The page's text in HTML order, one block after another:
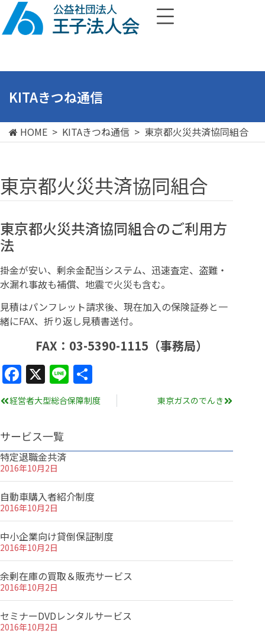
KITAきつね通信
HOME > KITAきつね通信 > 東京都火災共済協同組合
東京都火災共済協同組合
東京都火災共済協同組合のご利用方
法
掛金が安い、剰余金配当システム、迅速査定、盗難・
水漏れ事故も補償、地震で火災も含む。
見積はパンフレット請求後、現在加入の保険証券と一
緒にFAX、折り返し見積書送付。
FAX：03-5390-1115（事務局）
Facebook
X Line
有
経営者大型総合保障制度 東京ガスのでんき
サービス一覧
特定退職金共済
2016年10月2日
自動車購入者紹介制度
2016年10月2日
中小企業向け貸倒保証制度
2016年10月2日
余剰在庫の買取＆販売サービス
2016年10月2日
セミナーDVDレンタルサービス
2016年10月2日